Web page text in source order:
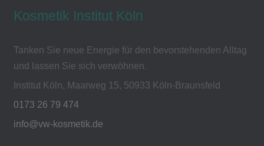
Kosmetik Institut Köln
Tanken Sie neue Energie für den bevorstehenden Alltag
und lassen Sie sich verwöhnen.
Institut Köln, Maarweg 15, 50933 Köln-Braunsfeld
0173 26 79 474
info@vw-kosmetik.de